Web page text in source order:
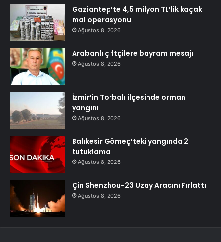
Gaziantep’te 4,5 milyon TL’lik kaçak
mal operasyonu
Ağustos 8, 2026
Arabanlı çiftçilere bayram mesajı
Ağustos 8, 2026
İzmir’in Torbalı ilçesinde orman
yangını
Ağustos 8, 2026
Balıkesir Gömeç’teki yangında 2
tutuklama
Ağustos 8, 2026
Çin Shenzhou-23 Uzay Aracını Fırlattı
Ağustos 8, 2026